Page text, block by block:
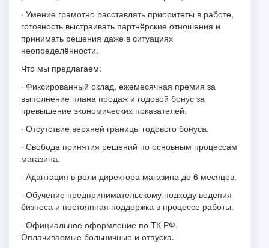
· Умение грамотно расставлять приоритеты в работе,
готовность выстраивать партнёрские отношения и
принимать решения даже в ситуациях
неопределённости.
Что мы предлагаем:
· Фиксированный оклад, ежемесячная премия за
выполнение плана продаж и годовой бонус за
превышение экономических показателей.
· Отсутствие верхней границы годового бонуса.
· Свобода принятия решений по основным процессам
магазина.
· Адаптация в роли директора магазина до 6 месяцев.
· Обучение предпринимательскому подходу ведения
бизнеса и постоянная поддержка в процессе работы.
· Официальное оформление по ТК РФ.
Оплачиваемые больничные и отпуска.